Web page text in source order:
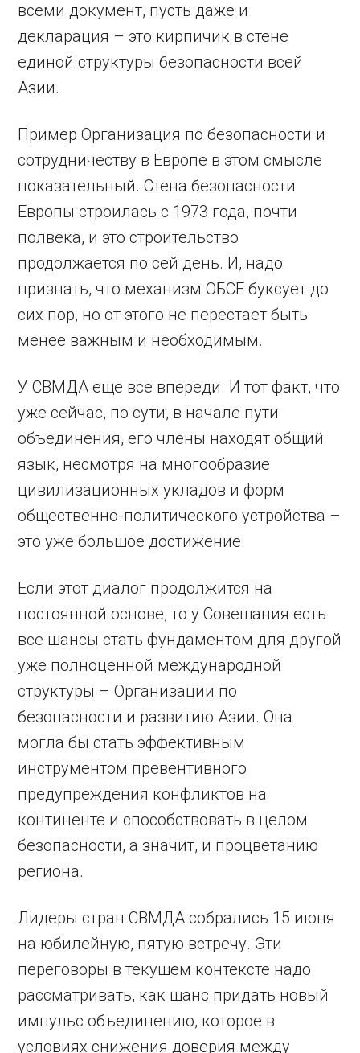
всеми документ, пусть даже и
декларация – это кирпичик в стене
единой структуры безопасности всей
Азии.
Пример Организация по безопасности и
сотрудничеству в Европе в этом смысле
показательный. Стена безопасности
Европы строилась с 1973 года, почти
полвека, и это строительство
продолжается по сей день. И, надо
признать, что механизм ОБСЕ буксует до
сих пор, но от этого не перестает быть
менее важным и необходимым.
У СВМДА еще все впереди. И тот факт, что
уже сейчас, по сути, в начале пути
объединения, его члены находят общий
язык, несмотря на многообразие
цивилизационных укладов и форм
общественно-политического устройства –
это уже большое достижение.
Если этот диалог продолжится на
постоянной основе, то у Совещания есть
все шансы стать фундаментом для другой
уже полноценной международной
структуры – Организации по
безопасности и развитию Азии. Она
могла бы стать эффективным
инструментом превентивного
предупреждения конфликтов на
континенте и способствовать в целом
безопасности, а значит, и процветанию
региона.
Лидеры стран СВМДА собрались 15 июня
на юбилейную, пятую встречу. Эти
переговоры в текущем контексте надо
рассматривать, как шанс придать новый
импульс объединению, которое в
условиях снижения доверия между